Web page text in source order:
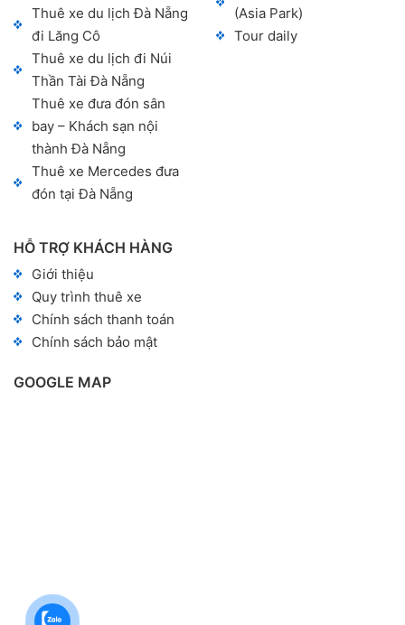
Thuê xe du lịch Đà Nẵng
đi Lăng Cô
Thuê xe du lịch đi Núi
Thần Tài Đà Nẵng
Thuê xe đưa đón sân
bay – Khách sạn nội
thành Đà Nẵng
Thuê xe Mercedes đưa
đón tại Đà Nẵng
(Asia Park)
Tour daily
GOOGLE MAP
HỖ TRỢ KHÁCH HÀNG
Giới thiệu
Quy trình thuê xe
Chính sách thanh toán
Chính sách bảo mật